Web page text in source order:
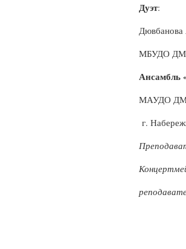
Дуэт:
Дювбанова
МБУДО
Ансамбль
МАУДО
г.